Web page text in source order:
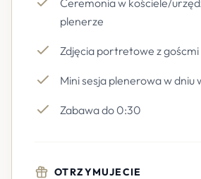
Ceremonia w kościele/
plenerze
Zdjęcia portretowe z goścmi
Mini sesja plenerowa w dniu
Zabawa do 0:30
OTRZYMUJECIE